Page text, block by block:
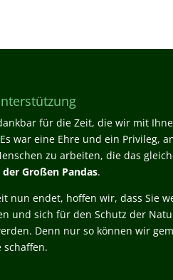
für die Zeit, die wir mit
war eine Ehre und ein Privileg,
zu arbeiten, die das
Großen Pandas.
nun endet, hoffen wir, dass Sie
und sich für den Schutz der
Denn nur so können wir
schaffen.